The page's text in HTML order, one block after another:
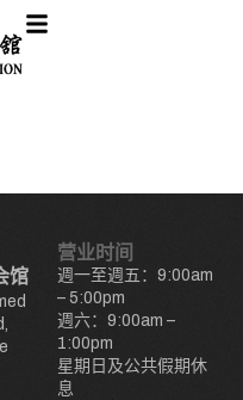
馆
营业时间
週一至週五：9:00am
– 5:00pm
週六：9:00am –
1:00pm
星期日及公共假期休
息